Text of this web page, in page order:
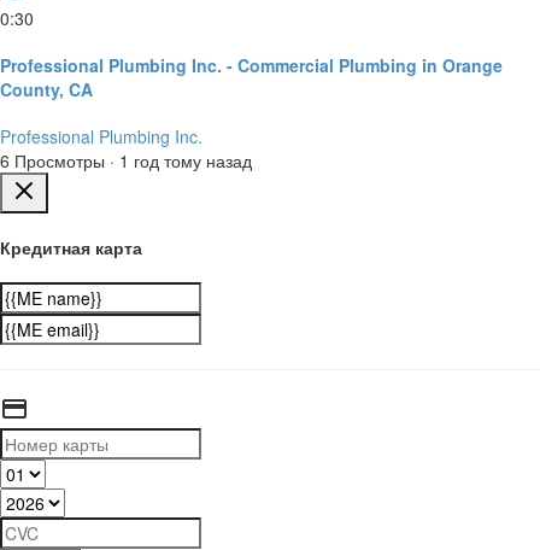
0:30
Professional Plumbing Inc. - Commercial Plumbing in Orange
County, CA
Professional Plumbing Inc.
6 Просмотры · 1 год тому назад
Кредитная карта